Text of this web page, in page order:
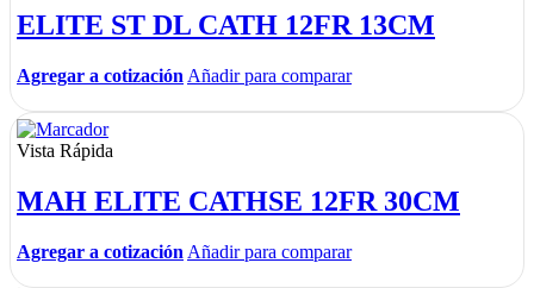
ELITE ST DL CATH 12FR 13CM
Agregar a cotización Añadir para comparar
Vista Rápida
MAH ELITE CATHSE 12FR 30CM
Agregar a cotización Añadir para comparar